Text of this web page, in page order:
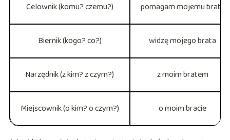
Celownik (komu? czemu?) pomagam mojemu bratu
Biernik (kogo? co?) widzę mojego brata
Narzędnik (z kim? z czym?) z moim bratem
Miejscownik (o kim? o czym?) o moim bracie